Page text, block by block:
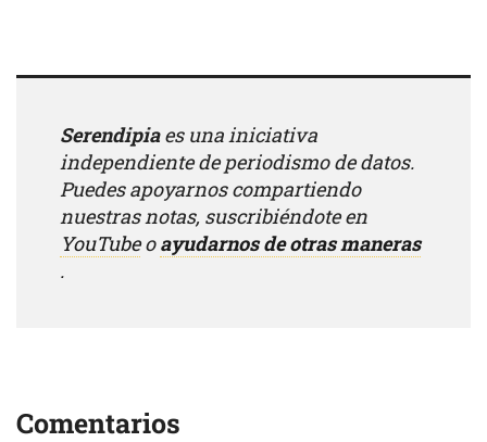
Serendipiaes una iniciativa
independiente de periodismo de datos.
Puedes apoyarnos compartiendo
nuestras notas, suscribiéndote en
YouTubeoayudarnos de otras maneras
.
Comentarios